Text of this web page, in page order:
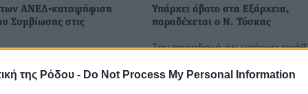
της Ρόδου - Do Not Process My Personal Information
των ΑΝΕΛ-καταψήφιση
Συμβίωσης στις
νομοσχέδιο για το
Υπάρχει άβατο στα Εξάρχεια,
παραδέχεται ο Ν. Τόσκας
Την παραδοχή ότι υπάρχει
αναπληρωτής υπουργός